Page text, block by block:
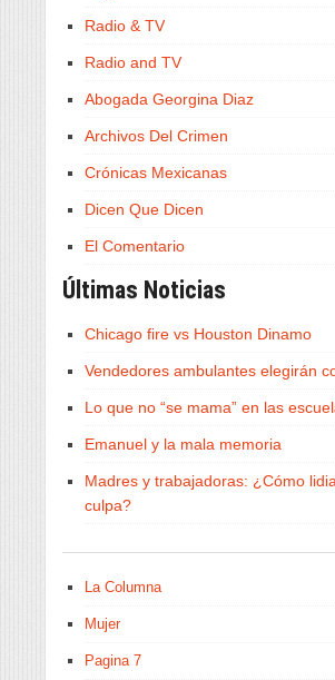
Radio & TV
Radio and TV
Abogada Georgina Diaz
Archivos Del Crimen
Crónicas Mexicanas
Dicen Que Dicen
El Comentario
Últimas Noticias
Chicago fire vs Houston Dinamo
Vendedores ambulantes elegirán
Lo que no “se mama” en las
Emanuel y la mala memoria
Madres y trabajadoras: ¿Cómo
culpa?
La Columna
Mujer
Pagina 7